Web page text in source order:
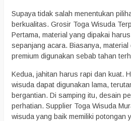
Supaya tidak salah menentukan
berkualitas. Grosir Toga Wisuda
Pertama, material yang dipakai
sepanjang acara. Biasanya,
premium digunakan sebab tahan
Kedua, jahitan harus rapi dan kuat.
wisuda dapat digunakan lama,
bergantian. Di samping itu, desain
perhatian. Supplier Toga Wisuda
wisuda yang baik memiliki potongan